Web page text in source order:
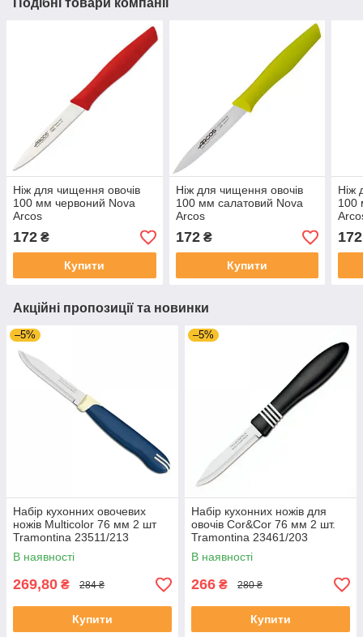
Ніж для чищення овочів
100 мм червоний Nova
Arcos
172 ₴
Купити
Ніж для чищення овочів
100 мм салатовий Nova
Arcos
172₴
Купити
Ніж
100
172
Акційні пропозиції та новинки
–5%
Набір кухонних овочевих
ножів Multicolor 76 мм 2 шт
Tramontina 23511/213
В наявності
269,80 ₴ 284 ₴
Купити
–5%
Набір кухонних ножів для
овочів Cor&Cor 76 мм 2 шт.
Tramontina 23461/203
В наявності
266 ₴ 280 ₴
Купити